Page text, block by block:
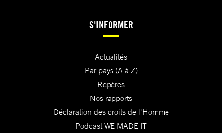
S'INFORMER
Actualités
Par pays (A à Z)
Repères
Nos rapports
Déclaration des droits de l'Homme
Podcast WE MADE IT